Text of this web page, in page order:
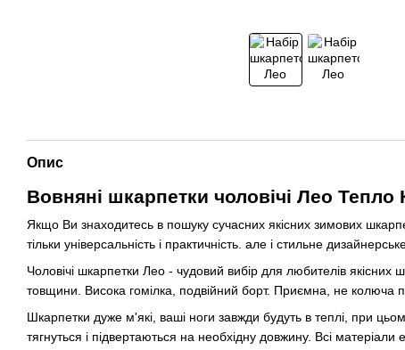
Опис
Вовняні шкарпетки чоловічі Лео Тепло
Якщо Ви знаходитесь в пошуку сучасних якісних зимових
тільки універсальність і практичність. але і стильне
Чоловічі шкарпетки Лео - чудовий вибір для любителів
товщини. Висока гомілка, подвійний борт. Приємна, не колюча
Шкарпетки дуже м'які, ваші ноги завжди будуть в теплі, при
тягнуться і підвертаються на необхідну довжину. Всі матеріали